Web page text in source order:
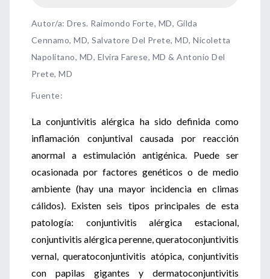
Autor/a: Dres. Raimondo Forte, MD, Gilda
Cennamo, MD, Salvatore Del Prete, MD, Nicoletta
Napolitano, MD, Elvira Farese, MD & Antonio Del
Prete, MD
Fuente:
La conjuntivitis alérgica ha sido definida como
inflamación conjuntival causada por reacción
anormal a estimulación antigénica. Puede ser
ocasionada por factores genéticos o de medio
ambiente (hay una mayor incidencia en climas
cálidos). Existen seis tipos principales de esta
patología: conjuntivitis alérgica estacional,
conjuntivitis alérgica perenne, queratoconjuntivitis
vernal, queratoconjuntivitis atópica, conjuntivitis
con papilas gigantes y dermatoconjuntivitis